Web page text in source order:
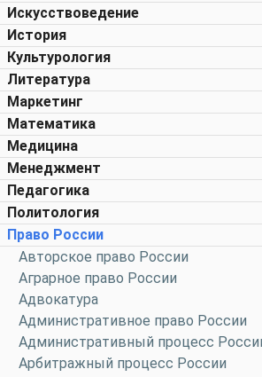
Искусствоведение
История
Культурология
Литература
Маркетинг
Математика
Медицина
Менеджмент
Педагогика
Политология
Право России
Авторское право России
Аграрное право России
Адвокатура
Административное право России
Административный процесс
Арбитражный процесс России